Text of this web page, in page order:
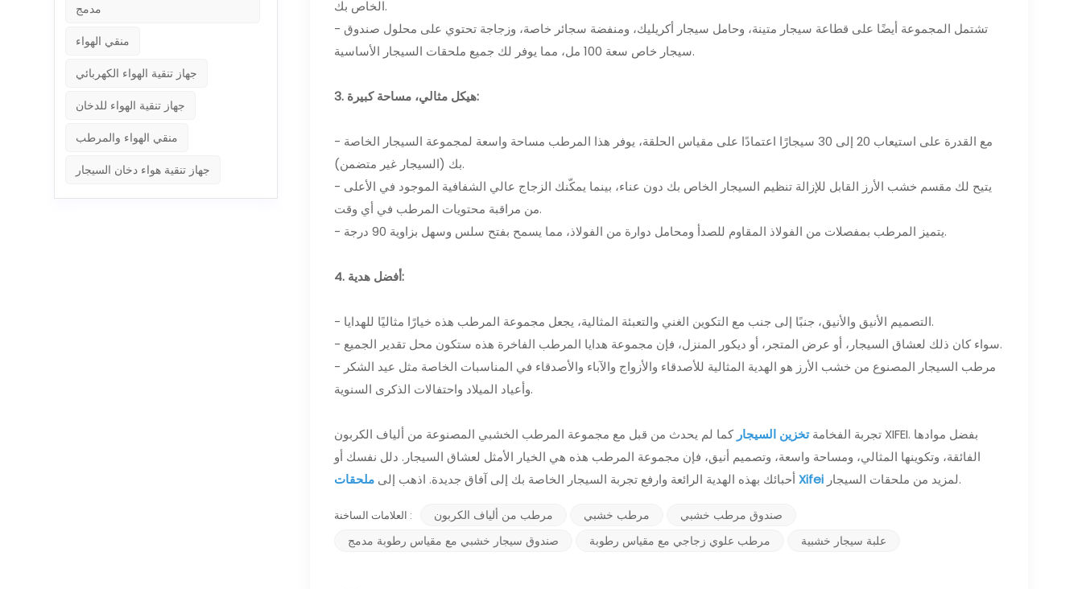
الخاص بك.
- تشتمل المجموعة أيضًا على قطاعة سيجار متينة، وحامل سيجار أكريليك، ومنفضة سجائر خاصة، وزجاجة تحتوي على محلول صندوق
سيجار خاص سعة 100 مل، مما يوفر لك جميع ملحقات السيجار الأساسية.
3. هيكل مثالي، مساحة كبيرة:
- مع القدرة على استيعاب 20 إلى 30 سيجارًا اعتمادًا على مقياس الحلقة، يوفر هذا المرطب مساحة واسعة لمجموعة السيجار الخاصة
بك (السيجار غير متضمن).
- يتيح لك مقسم خشب الأرز القابل للإزالة تنظيم السيجار الخاص بك دون عناء، بينما يمكّنك الزجاج عالي الشفافية الموجود في الأعلى
من مراقبة محتويات المرطب في أي وقت.
- يتميز المرطب بمفصلات من الفولاذ المقاوم للصدأ ومحامل دوارة من الفولاذ، مما يسمح بفتح سلس وسهل بزاوية 90 درجة.
4. أفضل هدية:
- التصميم الأنيق والأنيق، جنبًا إلى جنب مع التكوين الغني والتعبئة المثالية، يجعل مجموعة المرطب هذه خيارًا مثاليًا للهدايا.
- سواء كان ذلك لعشاق السيجار، أو عرض المتجر، أو ديكور المنزل، فإن مجموعة هدايا المرطب الفاخرة هذه ستكون محل تقدير الجميع.
- مرطب السيجار المصنوع من خشب الأرز هو الهدية المثالية للأصدقاء والأزواج والآباء والأصدقاء في المناسبات الخاصة مثل عيد الشكر
وأعياد الميلاد واحتفالات الذكرى السنوية.
تجربة الفخامةتخزين السيجار كما لم يحدث من قبل مع مجموعة المرطب الخشبي المصنوعة من ألياف الكربون XIFEI. بفضل موادها
الفائقة، وتكوينها المثالي، ومساحة واسعة، وتصميم أنيق، فإن مجموعة المرطب هذه هي الخيار الأمثل لعشاق السيجار. دلل نفسك أو
أحبائك بهذه الهدية الرائعة وارفع تجربة السيجار الخاصة بك إلى آفاق جديدة. اذهب إلىملحقات Xifei لمزيد من ملحقات السيجار.
العلامات الساخنة : مرطب من ألياف الكربون مرطب خشبي
صندوق مرطب خشبي
صندوق سيجار خشبي مع مقياس رطوبة مدمج
مرطب علوي زجاجي مع مقياس رطوبة علبة سيجار خشبية
مدمج
منقي الهواء
جهاز تنقية الهواء الكهربائي
جهاز تنقية الهواء للدخان
منقي الهواء والمرطب
جهاز تنقية هواء دخان السيجار